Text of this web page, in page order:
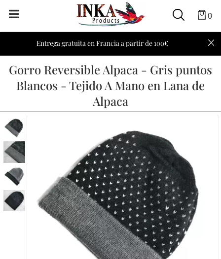
0
Entrega gratuita en Francia a partir de 100€
Gorro Reversible Alpaca - Gris puntos
Blancos - Tejido A Mano en Lana de
Alpaca